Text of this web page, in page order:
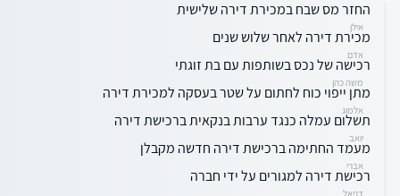
החזר מס שבח במכירת דירה שלישית
אילן
מכירת דירה לאחר שלוש שנים
אדם
רכישה של נכס בשותפות עם בת זוגתי
משה כהן
מתן ייפוי כוח לחתום על שטר בעסקה למכירת דירה
אלמוג
תשלום עמלה כנגד ערבות בנקאית ברכישת דירה
יואב
מעמד החתימה ברכישת דירה חדשה מקבלן
אברי
רכישת דירה למגורים על ידי חברה
דניאל